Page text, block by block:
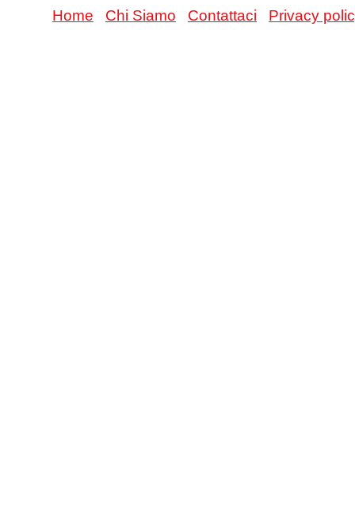
Home
Chi Siamo Contattaci Privacy